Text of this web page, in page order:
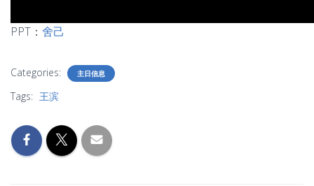
PPT： 舍己
Categories: 主日信息
Tags: 王滨